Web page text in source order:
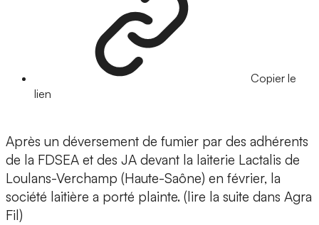
Copier le
lien
Après un déversement de fumier par des adhérents
de la FDSEA et des JA devant la laiterie Lactalis de
Loulans-Verchamp (Haute-Saône) en février, la
société laitière a porté plainte. (lire la suite dans Agra
Fil)